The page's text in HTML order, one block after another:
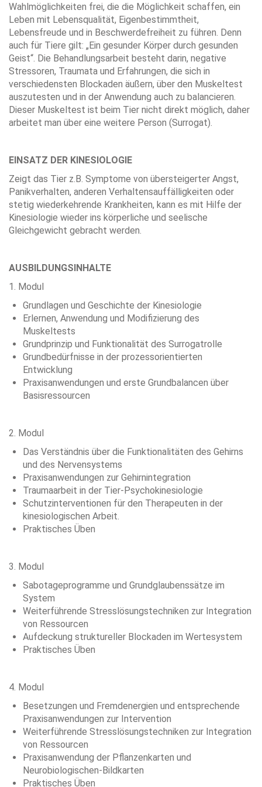
Wahlmöglichkeiten frei, die die Möglichkeit schaffen, ein
Leben mit Lebensqualität, Eigenbestimmtheit,
Lebensfreude und in Beschwerdefreiheit zu führen. Denn
auch für Tiere gilt: „Ein gesunder Körper durch gesunden
Geist“. Die Behandlungsarbeit besteht darin, negative
Stressoren, Traumata und Erfahrungen, die sich in
verschiedensten Blockaden äußern, über den Muskeltest
auszutesten und in der Anwendung auch zu balancieren.
Dieser Muskeltest ist beim Tier nicht direkt möglich, daher
arbeitet man über eine weitere Person (Surrogat).
EINSATZ DER KINESIOLOGIE
Zeigt das Tier z.B. Symptome von übersteigerter Angst,
Panikverhalten, anderen Verhaltensauffälligkeiten oder
stetig wiederkehrende Krankheiten, kann es mit Hilfe der
Kinesiologie wieder ins körperliche und seelische
Gleichgewicht gebracht werden.
AUSBILDUNGSINHALTE
1. Modul
Grundlagen und Geschichte der Kinesiologie
Erlernen, Anwendung und Modifizierung des
Muskeltests
Grundprinzip und Funktionalität des Surrogatrolle
Grundbedürfnisse in der prozessorientierten
Entwicklung
Praxisanwendungen und erste Grundbalancen über
Basisressourcen
2. Modul
Das Verständnis über die Funktionalitäten des Gehirns
und des Nervensystems
Praxisanwendungen zur Gehirnintegration
Traumaarbeit in der Tier-Psychokinesiologie
Schutzinterventionen für den Therapeuten in der
kinesiologischen Arbeit.
Praktisches Üben
3. Modul
Sabotageprogramme und Grundglaubenssätze im
System
Weiterführende Stresslösungstechniken zur Integration
von Ressourcen
Aufdeckung struktureller Blockaden im Wertesystem
Praktisches Üben
4. Modul
Besetzungen und Fremdenergien und entsprechende
Praxisanwendungen zur Intervention
Weiterführende Stresslösungstechniken zur Integration
von Ressourcen
Praxisanwendung der Pflanzenkarten und
Neurobiologischen-Bildkarten
Praktisches Üben